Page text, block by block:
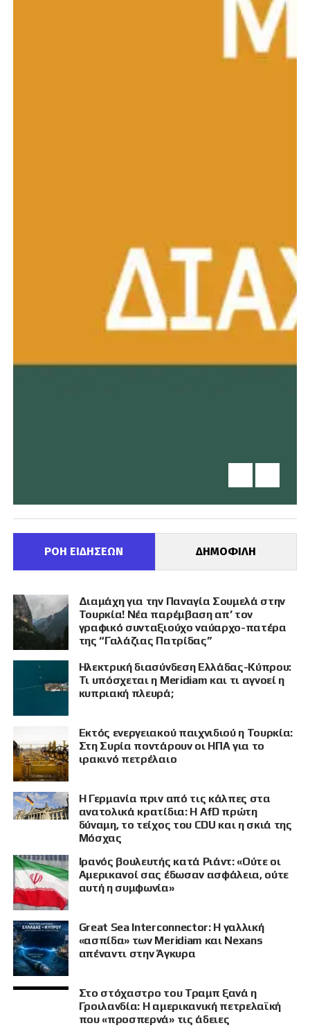
ΠΡΟΒΟΛΗ
ΡΟΗ ΕΙΔΗΣΕΩΝ ΔΗΜΟΦΙΛΗ
Διαμάχη για την Παναγία Σουμελά στην
Τουρκία! Νέα παρέμβαση απ’ τον
γραφικό συνταξιούχο ναύαρχο-πατέρα
της “Γαλάζιας Πατρίδας”
Ηλεκτρική διασύνδεση Ελλάδας-Κύπρου:
Τι υπόσχεται η Meridiam και τι αγνοεί η
κυπριακή πλευρά;
Εκτός ενεργειακού παιχνιδιού η Τουρκία:
Στη Συρία ποντάρουν οι ΗΠΑ για το
ιρακινό πετρέλαιο
Η Γερμανία πριν από τις κάλπες στα
ανατολικά κρατίδια: Η AfD πρώτη
δύναμη, το τείχος του CDU και η σκιά της
Μόσχας
Ιρανός βουλευτής κατά Ριάντ: «Ούτε οι
Αμερικανοί σας έδωσαν ασφάλεια, ούτε
αυτή η συμφωνία»
Great Sea Interconnector: Η γαλλική
«ασπίδα» των Meridiam και Nexans
απέναντι στην Άγκυρα
Στο στόχαστρο του Τραμπ ξανά η
Γροιλανδία: Η αμερικανική πετρελαϊκή
που «προσπερνά» τις άδειες